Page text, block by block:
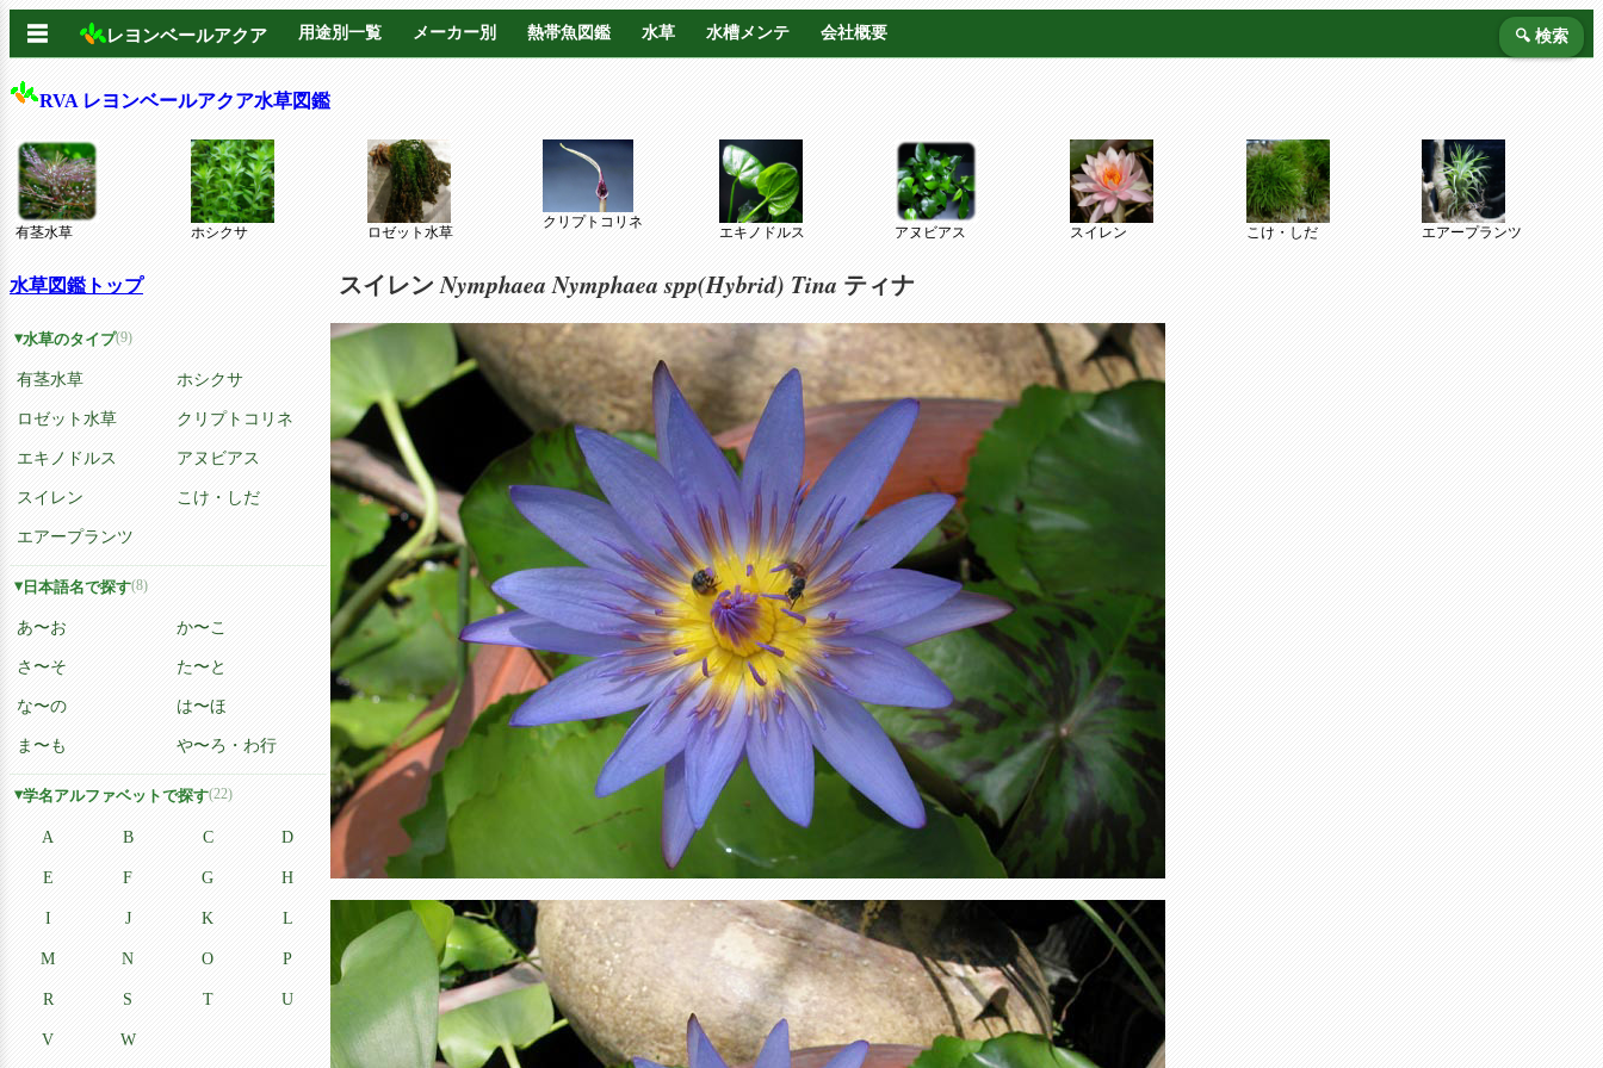
☰ レヨンベールアクア 用途別一覧 メーカー別 熱帯魚図鑑 水草 水槽メンテ 会社概要 🔍 検索
RVA レヨンベールアクア水草図鑑
有茎水草 ホシクサ ロゼット水草
クリプトコリネ
エキノドルス アヌビアス スイレン こけ・しだ エアープランツ
スイレン Nymphaea Nymphaea spp(Hybrid) Tina ティナ
水草図鑑トップ
水草のタイプ(9)
有茎水草 ホシクサ
ロゼット水草 クリプトコリネ
エキノドルス アヌビアス
スイレン こけ・しだ
エアープランツ
日本語名で探す(8)
あ〜お か〜こ
さ〜そ た〜と
な〜の は〜ほ
ま〜も や〜ろ・わ行
学名アルファベットで探す(22)
A B C D
E F G H
I J K L
M N O P
R S T U
V W